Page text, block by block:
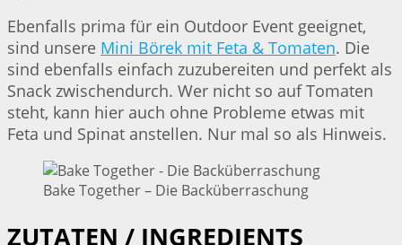
Ebenfalls prima für ein Outdoor Event geeignet,
sind unsere Mini Börek mit Feta & Tomaten. Die
sind ebenfalls einfach zuzubereiten und perfekt als
Snack zwischendurch. Wer nicht so auf Tomaten
steht, kann hier auch ohne Probleme etwas mit
Feta und Spinat anstellen. Nur mal so als Hinweis.
Bake Together – Die Backüberraschung
ZUTATEN / INGREDIENTS